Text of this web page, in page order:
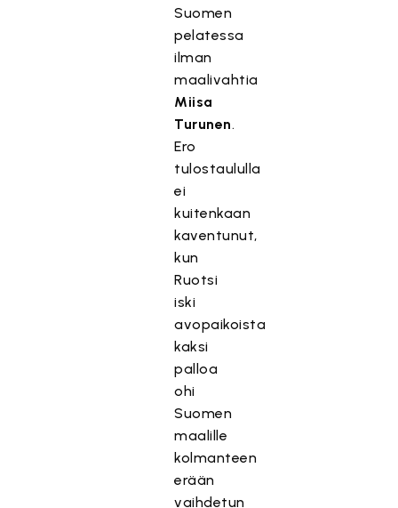
Suomen
pelatessa
ilman
maalivahtia
Miisa
Turunen.
Ero
tulostaululla
ei
kuitenkaan
kaventunut,
kun
Ruotsi
iski
avopaikoista
kaksi
palloa
ohi
Suomen
maalille
kolmanteen
erään
vaihdetun